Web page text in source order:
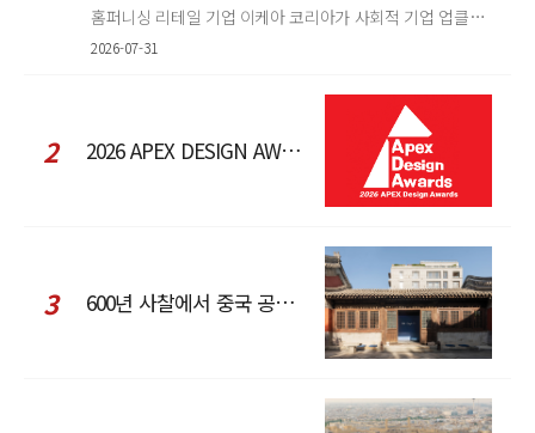
홈퍼니싱 리테일 기업 이케아 코리아가 사회적 기업 업클로스(Upcloth)와 협력해 재봉 서비스를 선보인다. 이번 협업은 이케
2026-07-31
2 2026 APEX DESIGN AWARDS
3 600년 사찰에서 중국 공예와 현대 패션을 직조한 ZARA x Fanglu Lin Pop-Up